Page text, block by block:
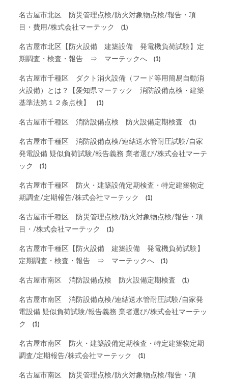
名古屋市北区 防災管理点検/防火対象物点検/報告・項
目・費用/株式会社マーテック
(1)
名古屋市北区【防火設備 建築設備 発電機負荷試験】定
期調査・検査・報告 ⇒ マーテックへ
(1)
名古屋市千種区 ダクト消火設備（フード等用簡易自動消
火設備）とは？【愛知県マーテック 消防設備点検・建築
基準法第１２条点検】
(1)
名古屋市千種区 消防設備点検 防火設備定期検査 (1)
名古屋市千種区 消防設備点検/連結送水管耐圧試験/自家
発電設備 疑似負荷試験/報告義務 業者選び/株式会社マーテ
ック
(1)
名古屋市千種区 防火・建築設備定期検査・特定建築物定
期調査/定期報告/株式会社マーテック
(1)
名古屋市千種区 防災管理点検/防火対象物点検/報告・項
目・/株式会社マーテック
(1)
名古屋市千種区【防火設備 建築設備 発電機負荷試験】
定期調査・検査・報告 ⇒ マーテックへ
(1)
名古屋市南区 消防設備点検 防火設備定期検査 (1)
名古屋市南区 消防設備点検/連結送水管耐圧試験/自家発
電設備 疑似負荷試験/報告義務 業者選び/株式会社マーテッ
ク
(1)
名古屋市南区 防火・建築設備定期検査・特定建築物定期
調査/定期報告/株式会社マーテック
(1)
名古屋市南区 防災管理点検/防火対象物点検/報告・項